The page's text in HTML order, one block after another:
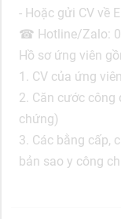
- Hoặc gửi CV về
☎ Hotline/Zalo:
Hồ sơ ứng viên
1. CV của ứng viên
2. Căn cước công
chứng)
3. Các bằng cấp,
bản sao y công